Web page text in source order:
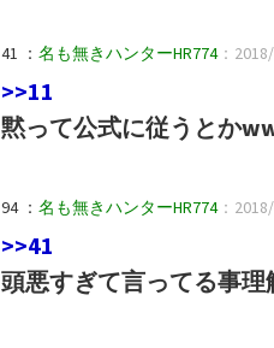
41 ： 名も無きハンターHR774：
>>11
黙って公式に従うとか
94 ： 名も無きハンターHR774：
>>41
頭悪すぎて言ってる事